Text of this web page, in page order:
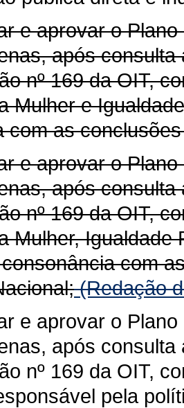
e aprovar o
após
nº 169 da OIT,
Mulher e
com as
e aprovar o
após
nº 169 da OIT,
Mulher,
com
(Redação
e aprovar o
após
nº 169 da OIT,
pela